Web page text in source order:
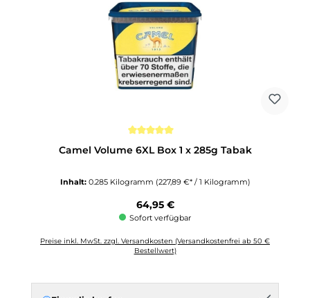
Camel Volume 6XL Box 1 x 285g Tabak
Inhalt: 0.285 Kilogramm (227,89 €* / 1 Kilogramm)
Regulärer Preis:
64,95 €
Sofort verfügbar
Preise inkl. MwSt. zzgl. Versandkosten (Versandkostenfrei ab 50 €
Bestellwert)